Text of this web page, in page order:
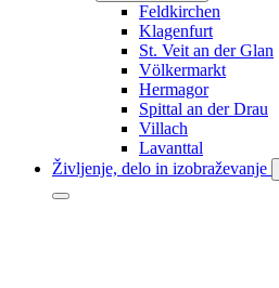
Feldkirchen
Klagenfurt
St. Veit an der Glan
Völkermarkt
Hermagor
Spittal an der Drau
Villach
Lavanttal
Življenje, delo in izobraževanje